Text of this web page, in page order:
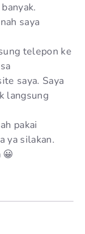
saya
telepon ke
saya. Saya
langsung
pakai
ya silakan.
😀